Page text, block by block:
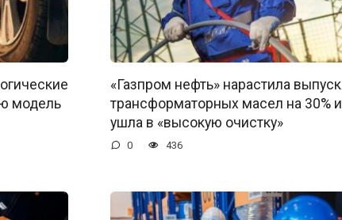
модель
«Газпром нефть» нарастила выпуск
трансформаторных масел на 30% и
ушла в «высокую очистку»
0 436